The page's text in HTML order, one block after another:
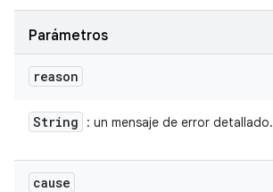
Parámetros
reason
String : un mensaje de error detallado.
cause